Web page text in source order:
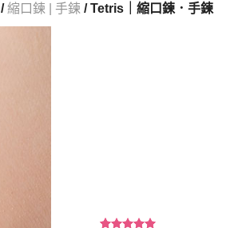
/縮口鍊 | 手鍊 / Tetris｜縮口鍊．手鍊